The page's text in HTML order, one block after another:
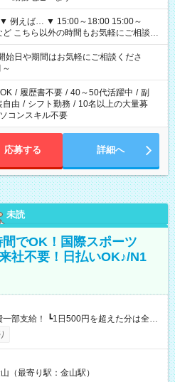
談く
日や期間はお気軽にご相談くださ
/ 履歴書不要 / 40～50代活躍中 / 副
自由 / シフト勤務 / 10名以上の大量募
コンスキル不要
応募する 詳細へ
未読
でOK！国際スポーツ
社不要！日払いOK♪/N1
は自己負担となります ★日払い
いたその日に現金GET♪ お仕事後はコン
（最寄り駅：金山駅）